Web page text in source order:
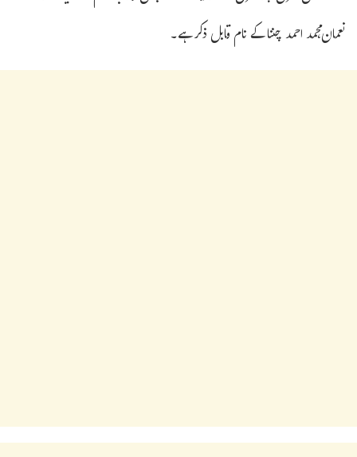
نعمان،محمد احمد چننا کے نام قابل ذکر ہے۔